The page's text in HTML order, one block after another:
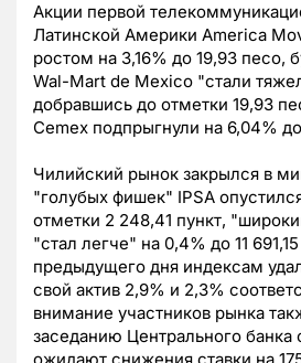
Акции первой
Латинской Америки America
ростом на 3,16% до 19,93 песо,
Wal-Mart de Mexico "стали
добравшись до отметки 19,93
Cemex подпрыгнули на 6,04%
Чилийский рынок закрылся в
"голубых фишек" IPSA
отметки 2 248,41 пункт,
"стал легче" на 0,4% до 11
предыдущего дня индексам
свой актив 2,9% и 2,3%
внимание участников рынка
заседанию Центрального банка